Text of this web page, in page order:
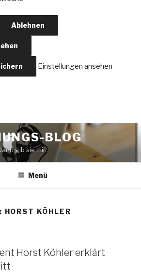
Ablehnen
Einstellungen ansehen
BLOG
gib sie mir..
Menü
HORST KÖHLER
Horst Köhler erklärt